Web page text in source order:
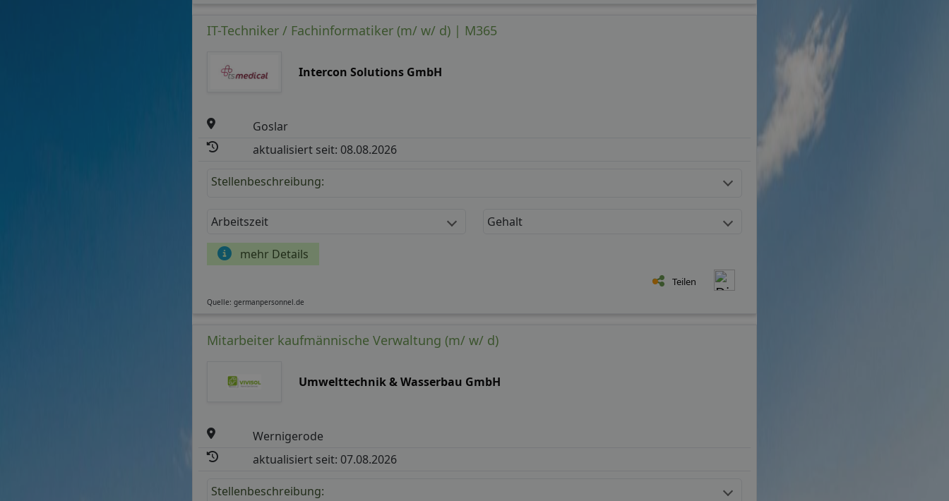
IT-Techniker / Fachinformatiker (m/ w/ d) | M365
Intercon Solutions GmbH
Goslar
aktualisiert seit: 08.08.2026
Stellenbeschreibung:
Arbeitszeit Gehalt
mehr Details
Teilen
Quelle: germanpersonnel.de
Mitarbeiter kaufmännische Verwaltung (m/ w/ d)
Umwelttechnik & Wasserbau GmbH
Wernigerode
aktualisiert seit: 07.08.2026
Stellenbeschreibung: